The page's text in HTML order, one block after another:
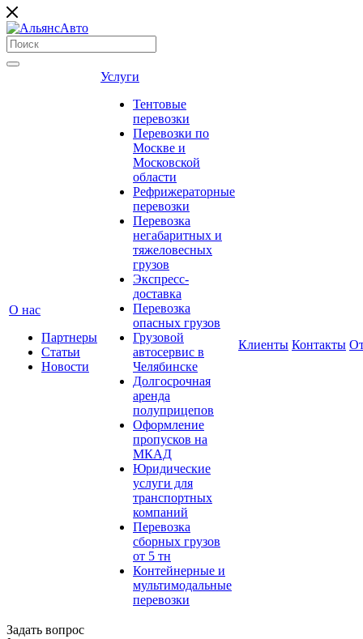
О нас
Партнеры
Статьи
Новости
Услуги
Тентовые
перевозки
Перевозки по
Москве и
Московской
области
Рефрижераторные
перевозки
Перевозка
негабаритных и
тяжеловесных
грузов
Экспресс-
доставка
Перевозка
опасных грузов
Грузовой
автосервис в
Челябинске
Долгосрочная
аренда
полуприцепов
Оформление
пропусков на
МКАД
Юридические
услуги для
транспортных
компаний
Перевозка
сборных грузов
от 5 тн
Контейнерные и
мультимодальные
перевозки
Клиенты Контакты
Задать вопрос